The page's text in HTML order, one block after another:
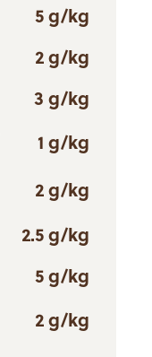
5 g/kg
2 g/kg
3 g/kg
1 g/kg
2 g/kg
2.5 g/kg
5 g/kg
2 g/kg